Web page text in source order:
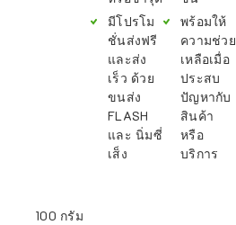
มีโปรโม
ชั่นส่งฟรี
และส่ง
เร็ว ด้วย
ขนส่ง
FLASH
และ นิ่มซี่
เส็ง
พร้อมให้
ความช่วย
เหลือเมื่อ
ประสบ
ปัญหากับ
สินค้า
หรือ
บริการ
100 กรัม